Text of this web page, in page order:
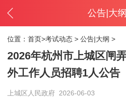
公告|大纲
位置： 首页>考试动态> 公告|大纲 >
2026年杭州市上城区闸
外工作人员招聘1人公告
上城区人民政府 2026-06-03